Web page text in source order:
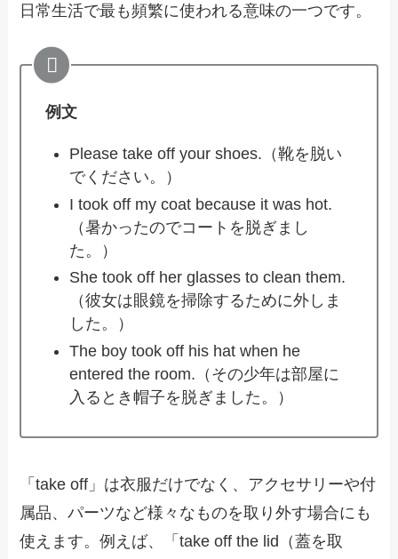
日常生活で最も頻繁に使われる意味の一つです。
例文
Please take off your shoes.（靴を脱い
でください。）
I took off my coat because it was hot.
（暑かったのでコートを脱ぎまし
た。）
She took off her glasses to clean them.
（彼女は眼鏡を掃除するために外しま
した。）
The boy took off his hat when he
entered the room.（その少年は部屋に
入るとき帽子を脱ぎました。）
「take off」は衣服だけでなく、アクセサリーや付
属品、パーツなど様々なものを取り外す場合にも
使えます。例えば、「take off the lid（蓋を取